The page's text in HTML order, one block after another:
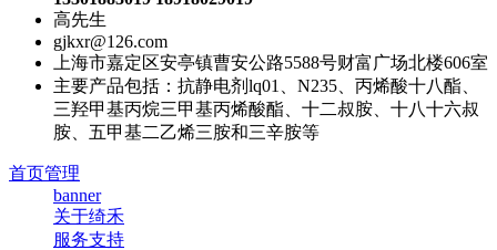
高先生
gjkxr@126.com
上海市嘉定区安亭镇曹安公路5588号财富广场北楼606室
主要产品包括：抗静电剂lq01、N235、丙烯酸十八酯、
三羟甲基丙烷三甲基丙烯酸酯、十二叔胺、十八十六叔
胺、五甲基二乙烯三胺和三辛胺等
首页管理
banner
关于绮禾
服务支持